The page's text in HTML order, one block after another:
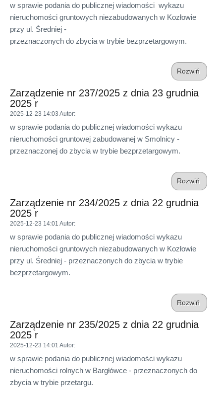
w sprawie podania do publicznej wiadomości wykazu
nieruchomości gruntowych niezabudowanych w Kozłowie
przy ul. Średniej -
przeznaczonych do zbycia w trybie bezprzetargowym.
Rozwiń
Zarządzenie nr 237/2025 z dnia 23 grudnia
2025 r
2025-12-23 14:03 Autor:
w sprawie podania do publicznej wiadomości wykazu
nieruchomości gruntowej zabudowanej w Smolnicy -
przeznaczonej do zbycia w trybie bezprzetargowym.
Rozwiń
Zarządzenie nr 234/2025 z dnia 22 grudnia
2025 r
2025-12-23 14:01 Autor:
w sprawie podania do publicznej wiadomości wykazu
nieruchomości gruntowych niezabudowanych w Kozłowie
przy ul. Średniej - przeznaczonych do zbycia w trybie
bezprzetargowym.
Rozwiń
Zarządzenie nr 235/2025 z dnia 22 grudnia
2025 r
2025-12-23 14:01 Autor:
w sprawie podania do publicznej wiadomości wykazu
nieruchomości rolnych w Bargłówce - przeznaczonych do
zbycia w trybie przetargu.